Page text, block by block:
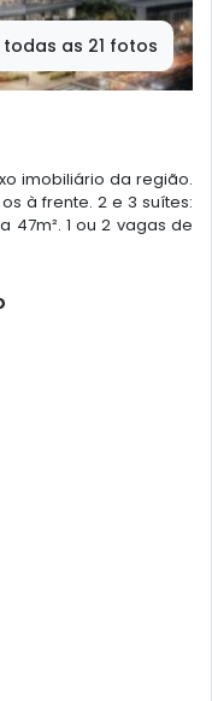
todas as 21 fotos
imobiliário da região.
à frente. 2 e 3 suítes:
47m². 1 ou 2 vagas de